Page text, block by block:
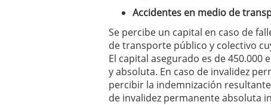
Accidentes en medio de
Se percibe un capital en caso de
de transporte público y colectivo
El capital asegurado es de
y absoluta. En caso de invalidez
percibir la indemnización
de invalidez permanente absoluta